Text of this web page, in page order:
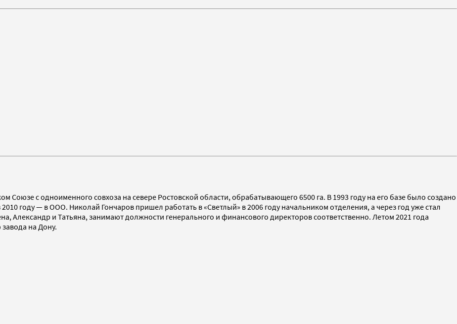
Союзе с одноименного совхоза на севере Ростовской области, обрабатывающего 6500 га. В 1993 году на его базе было создано
году — в ООО. Николай Гончаров пришел работать в «Светлый» в 2006 году начальником отделения, а через год уже стал
Александр и Татьяна, занимают должности генерального и финансового директоров соответственно. Летом 2021 года
на Дону.